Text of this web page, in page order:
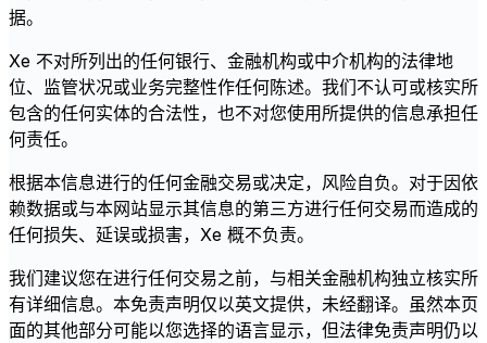
据。
Xe 不对所列出的任何银行、金融机构或中介机构的法律地
位、监管状况或业务完整性作任何陈述。我们不认可或核实所
包含的任何实体的合法性，也不对您使用所提供的信息承担任
何责任。
根据本信息进行的任何金融交易或决定，风险自负。对于因依
赖数据或与本网站显示其信息的第三方进行任何交易而造成的
任何损失、延误或损害，Xe 概不负责。
我们建议您在进行任何交易之前，与相关金融机构独立核实所
有详细信息。本免责声明仅以英文提供，未经翻译。虽然本页
面的其他部分可能以您选择的语言显示，但法律免责声明仍以